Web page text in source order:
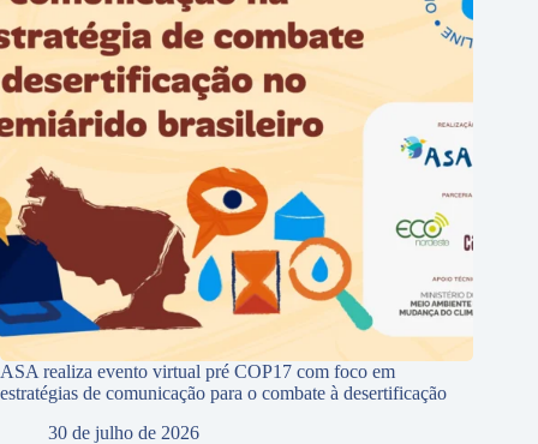
ASA realiza evento virtual pré COP17 com foco em
estratégias de comunicação para o combate à desertificação
30 de julho de 2026